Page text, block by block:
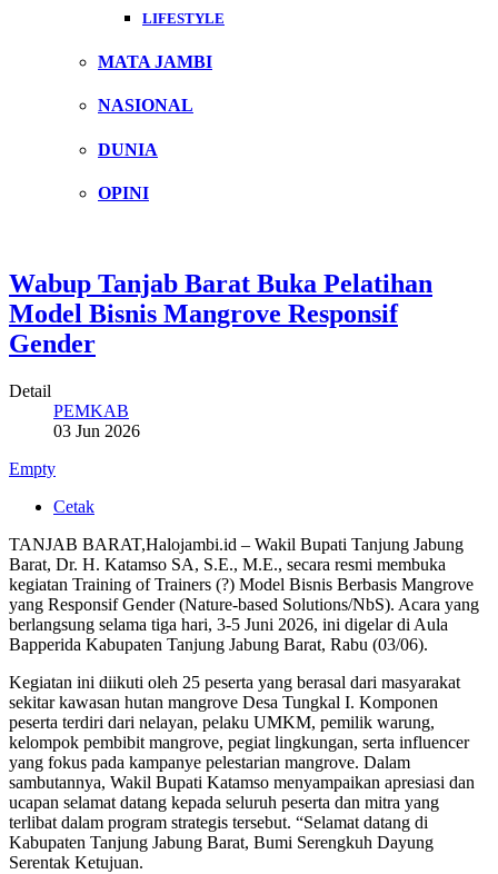
LIFESTYLE
MATA JAMBI
NASIONAL
DUNIA
OPINI
Wabup Tanjab Barat Buka Pelatihan
Model Bisnis Mangrove Responsif
Gender
Detail
PEMKAB
03 Jun 2026
Empty
Cetak
TANJAB BARAT,Halojambi.id – Wakil Bupati Tanjung Jabung
Barat, Dr. H. Katamso SA, S.E., M.E., secara resmi membuka
kegiatan Training of Trainers (?) Model Bisnis Berbasis Mangrove
yang Responsif Gender (Nature-based Solutions/NbS). Acara yang
berlangsung selama tiga hari, 3-5 Juni 2026, ini digelar di Aula
Bapperida Kabupaten Tanjung Jabung Barat, Rabu (03/06).
Kegiatan ini diikuti oleh 25 peserta yang berasal dari masyarakat
sekitar kawasan hutan mangrove Desa Tungkal I. Komponen
peserta terdiri dari nelayan, pelaku UMKM, pemilik warung,
kelompok pembibit mangrove, pegiat lingkungan, serta influencer
yang fokus pada kampanye pelestarian mangrove. Dalam
sambutannya, Wakil Bupati Katamso menyampaikan apresiasi dan
ucapan selamat datang kepada seluruh peserta dan mitra yang
terlibat dalam program strategis tersebut. “Selamat datang di
Kabupaten Tanjung Jabung Barat, Bumi Serengkuh Dayung
Serentak Ketujuan.